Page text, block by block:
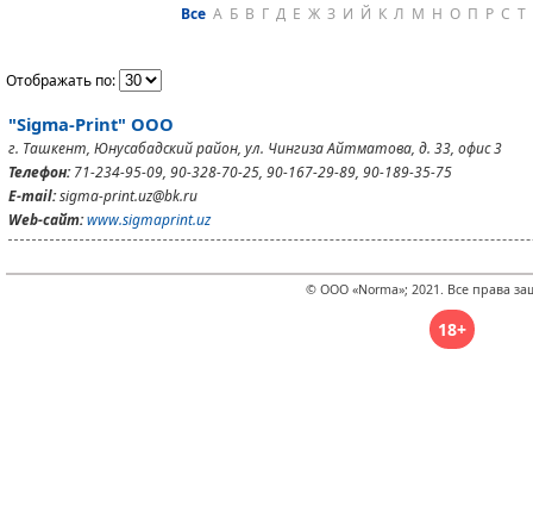
Все А Б В Г Д Е Ж З И Й К Л М Н О П Р С Т
Отображать по:
"Sigma-Print" ООО
г. Ташкент, Юнусабадский район, ул. Чингиза Айтматова, д. 33, офис 3
Телефон:71-234-95-09, 90-328-70-25, 90-167-29-89, 90-189-35-75
E-mail:sigma-print.uz@bk.ru
Web-сайт:www.sigmaprint.uz
© ООО «Norma»; 2021. Все права
18+